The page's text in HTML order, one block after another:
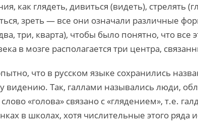
как глядеть, дивиться (видеть), стрелять
зреть — все они означали различные
три, кварта), чтобы было понятно, что
в мозге располагается три центра,
что в русском языке сохранились
видению. Так, галлами назывались люди,
«голова» связано с «глядением», т.е.
в школах, хотя числительные этого ряда